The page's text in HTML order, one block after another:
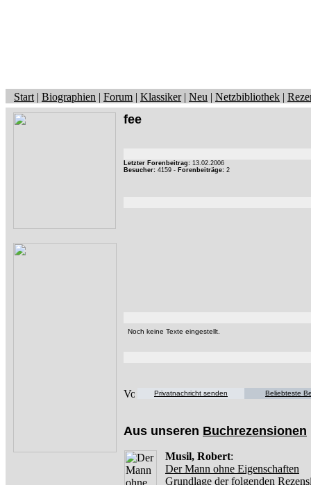
Start | Biographien | Forum | Klassiker| Neu | Netzbibliothek |
fee
Letzter Forenbeitrag: 13.02.2006
Besucher: 4159 - Forenbeiträge: 2
Noch keine Texte eingestellt.
Privatnachricht senden Beliebteste
Aus unseren Buchrezensionen
Musil, Robert:
Der Mann ohne Eigenschaften
Grundlage der folgenden